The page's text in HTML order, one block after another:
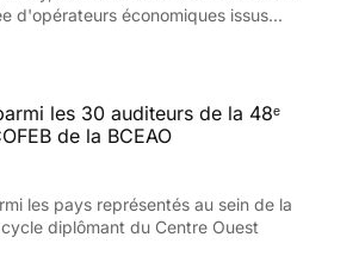
d'opérateurs économiques issus...
les 30 auditeurs de la 48ᵉ
de la BCEAO
les pays représentés au sein de la
diplômant du Centre Ouest